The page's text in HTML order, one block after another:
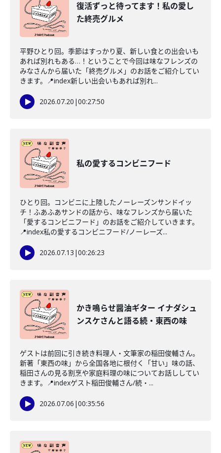
復活ずっと待ってます！私の愛し
た終売グルメ
平野ひとり回。季節はすっかり夏、新しい食との出会いも
あれば別れもある…！ということで今回は味なフレンズの
みなさんから届いた「終売グルメ」のお話をご紹介してい
きます。📍index新しい出会いもあれば別れ...
2026.07.20 |00:27:50
私の愛するコンビニフード
ひとり回。コンビニに上陸したノーレーズンサンドイッ
チ！ふあふあサンドの話から、味なフレンズから届いた
「愛するコンビニフード」のお話をご紹介していきます。
📍index私の愛するコンビニフード/ノーレーズ...
2026.07.13 |00:26:23
かき鳴らせ醤油ギター イナダシュ
ンスケさんと語る続・東西の味
ゲストは前回に引き続き料理人・文筆家の稲田俊輔さん。
新著「東西の味」から全国各地に根付く「甘い」味の話、
稲田さんの見る割烹や家庭料理の味についてお話ししてい
きます。📍indexゲスト稲田俊輔さん/続・...
2026.07.06 |00:35:56